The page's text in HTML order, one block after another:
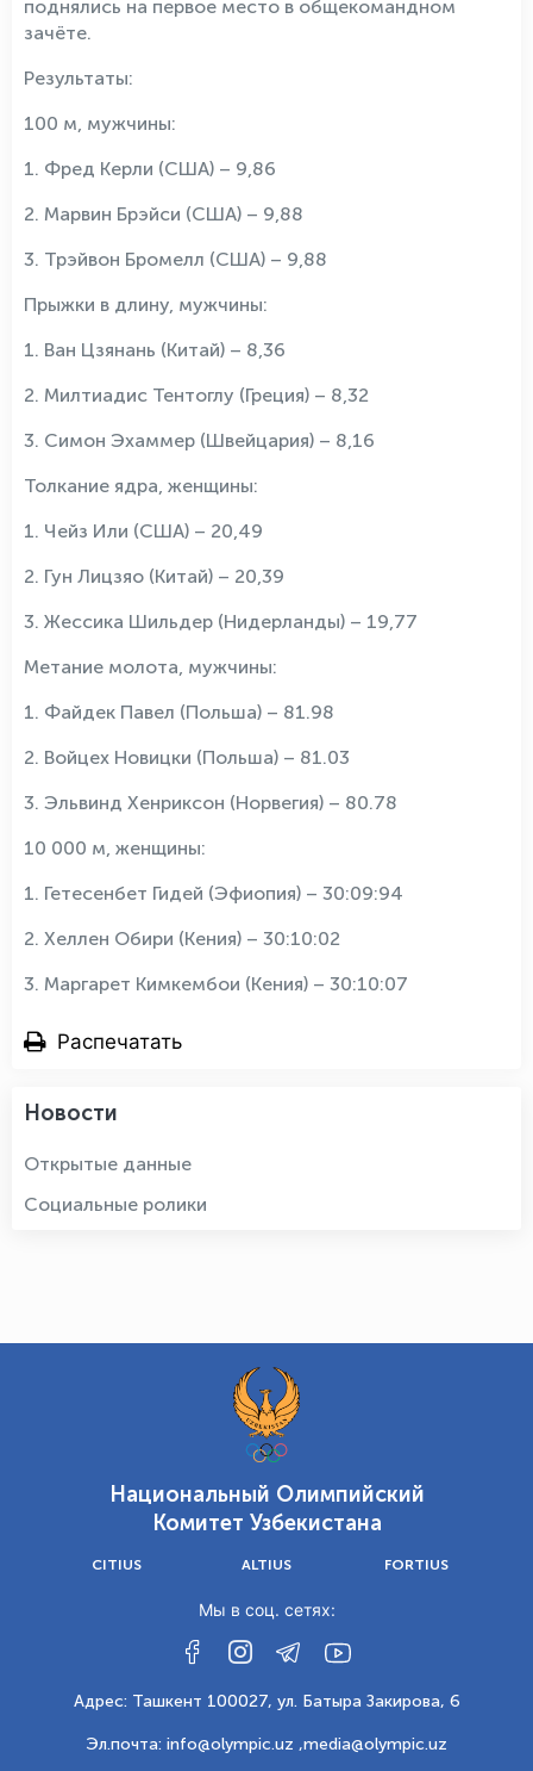
поднялись на первое место в общекомандном
зачёте.
Результаты:
100 м, мужчины:
1. Фред Керли (США) – 9,86
2. Марвин Брэйси (США) – 9,88
3. Трэйвон Бромелл (США) – 9,88
Прыжки в длину, мужчины:
1. Ван Цзянань (Китай) – 8,36
2. Милтиадис Тентоглу (Греция) – 8,32
3. Симон Эхаммер (Швейцария) – 8,16
Толкание ядра, женщины:
1. Чейз Или (США) – 20,49
2. Гун Лицзяо (Китай) – 20,39
3. Жессика Шильдер (Нидерланды) – 19,77
Метание молота, мужчины:
1. Файдек Павел (Польша) – 81.98
2. Войцех Новицки (Польша) – 81.03
3. Эльвинд Хенриксон (Норвегия) – 80.78
10 000 м, женщины:
1. Гетесенбет Гидей (Эфиопия) – 30:09:94
2. Хеллен Обири (Кения) – 30:10:02
3. Маргарет Кимкембои (Кения) – 30:10:07
Распечатать
Новости
Открытые данные
Социальные ролики
Национальный Олимпийский
Комитет Узбекистана
CITIUS ALTIUS FORTIUS
Мы в соц. сетях:
Адрес: Ташкент 100027, ул. Батыра Закирова, 6
Эл.почта: info@olympic.uz ,media@olympic.uz